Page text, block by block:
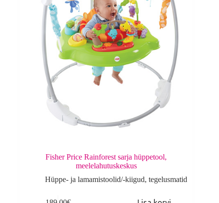
Fisher Price Rainforest sarja hüppetool,
meelelahutuskeskus
Hüppe- ja lamamistoolid/-kiigud, tegelusmatid